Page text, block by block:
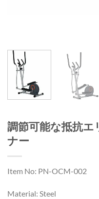
調節可能な抵抗
ナー
Item No: PN-OCM-002
Material: Steel